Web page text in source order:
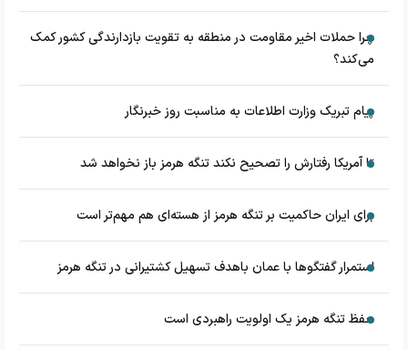
چرا حملات اخیر مقاومت در منطقه به تقویت بازدارندگی کشور کمک
می‌کند؟
پیام تبریک وزارت اطلاعات به مناسبت روز خبرنگار
تا آمریکا رفتارش را تصحیح نکند تنگه هرمز باز نخواهد شد
برای ایران حاکمیت بر تنگه هرمز از هسته‌ای هم مهم‌تر است
استمرار گفتگوها با عمان باهدف تسهیل کشتیرانی در تنگه هرمز
حفظ تنگه هرمز یک اولویت راهبردی است